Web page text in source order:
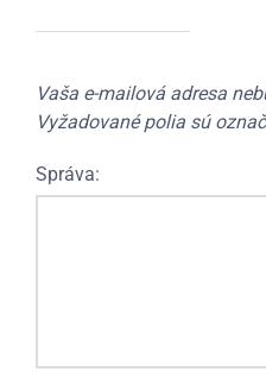
Vaša e-mailová adresa
Vyžadované polia sú
Správa: